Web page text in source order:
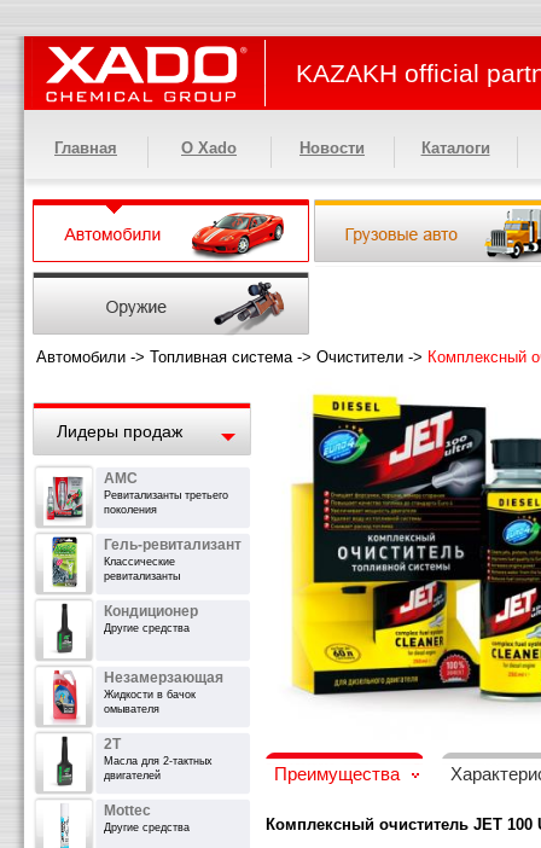
KAZAKH official
Главная О Xado Новости Каталоги
Автомобили -> Топливная система-> Очистители -> Комплексный
Лидеры продаж
АМС
Ревитализанты третьего
поколения
Гель-ревитализант
Классические
ревитализанты
Кондиционер
Другие средства
Незамерзающая
Жидкости в бачок
омывателя
2T
Масла для 2-тактных
двигателей
Mottec
Другие средства
Преимущества
Комплексный очиститель JET 100